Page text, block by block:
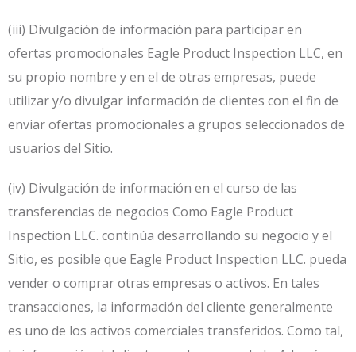
(iii) Divulgación de información para participar en
ofertas promocionales Eagle Product Inspection LLC, en
su propio nombre y en el de otras empresas, puede
utilizar y/o divulgar información de clientes con el fin de
enviar ofertas promocionales a grupos seleccionados de
usuarios del Sitio.
(iv) Divulgación de información en el curso de las
transferencias de negocios Como Eagle Product
Inspection LLC. continúa desarrollando su negocio y el
Sitio, es posible que Eagle Product Inspection LLC. pueda
vender o comprar otras empresas o activos. En tales
transacciones, la información del cliente generalmente
es uno de los activos comerciales transferidos. Como tal,